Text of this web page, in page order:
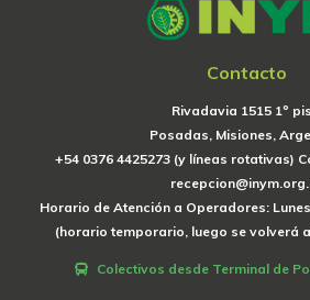
Contacto
Rivadavia 1515 1º
Posadas, Misiones,
+54 0376 4425273 (y líneas rotativas)
Horario de Atención a Operadores:
(horario temporario, luego se volverá
Colectivos desde Terminal de